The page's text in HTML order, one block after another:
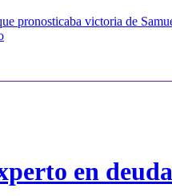
pronosticaba victoria de
en